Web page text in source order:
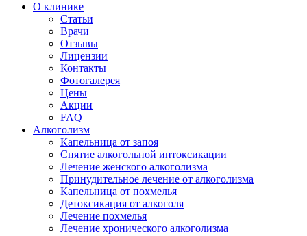
О клинике
Статьи
Врачи
Отзывы
Лицензии
Контакты
Фотогалерея
Цены
Акции
FAQ
Алкоголизм
Капельница от запоя
Снятие алкогольной интоксикации
Лечение женского алкоголизма
Принудительное лечение от алкоголизма
Капельница от похмелья
Детоксикация от алкоголя
Лечение похмелья
Лечение хронического алкоголизма